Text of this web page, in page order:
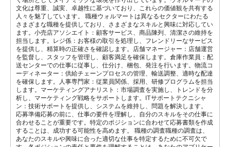
文化は尊重、誠実、卓越性に基づいており、これらの価値観を共有する
人々を魅了しています。 職種ウォルマートは異なるセクターにわたる
さまざまな職種を提供しており、さまざまなスキルと興味に対応してい
ます。小売店アソシエイト：顧客サービス、商品陳列、清潔さの維持を
担当します。レジ係：お客様の取引を処理し、フレンドリーなサービス
を提供し、精算時の正確さを確認します。店舗マネージャー：店舗運営
を監督し、スタッフを管理し、顧客満足を確保します。倉庫作業員：配
送センターでの仕事に従事し、仕分け、梱包、発注を行います。物流コ
ーディネーター：供給チェーンプロセスの管理、輸送調整、適時な配達
を確保します。人事専門家：従業員関係、採用、研修プログラムを担当
します。マーケティングアナリスト：市場調査を実施し、トレンドを分
析し、マーケティング戦略をサポートします。ITサポートテクニシャ
ン：技術サポートを提供し、システムを維持し、問題を解決します。
応募準備応募の前に、仕事の要件を理解し、自分のスキルをその仕事に
合わせることが重要です。特定のポジションに合わせて応募書類を作成
することは、成功する可能性を高めます。 職種の調査職種の調査は、
あなたのスキルや興味に合った適切な仕事を特定するために不可欠で